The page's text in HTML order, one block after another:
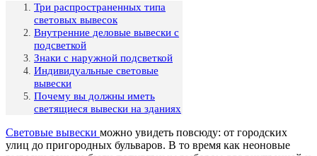
Три распространенных типа
световых вывесок
Внутренние деловые вывески с
подсветкой
Знаки с наружной подсветкой
Индивидуальные световые
вывески
Почему вы должны иметь
светящиеся вывески на зданиях
Световые вывески можно увидеть повсюду: от городских
улиц до пригородных бульваров. В то время как неоновые